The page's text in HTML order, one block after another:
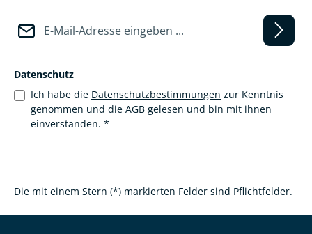
Datenschutz
Ich habe die Datenschutzbestimmungen zur Kenntnis
genommen und die AGB gelesen und bin mit ihnen
einverstanden. *
Die mit einem Stern (*) markierten Felder sind Pflichtfelder.